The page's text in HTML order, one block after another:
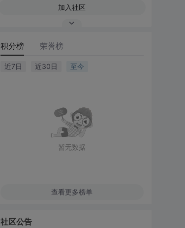
加入社区
积分榜 荣誉榜
近7日 近30日 至今
暂无数据
查看更多榜单
社区公告